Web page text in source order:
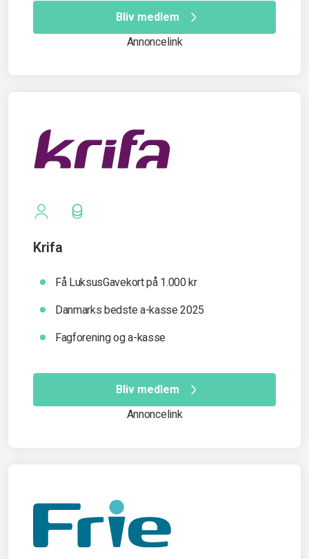
Bliv medlem
Annoncelink
Krifa
Få LuksusGavekort på 1.000 kr
Danmarks bedste a-kasse 2025
Fagforening og a-kasse
Bliv medlem
Annoncelink